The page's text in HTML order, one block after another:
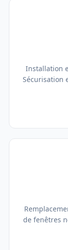
Installation
Sécurisation
de fenêtres